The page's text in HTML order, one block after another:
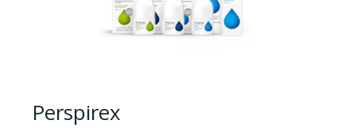
Perspirex